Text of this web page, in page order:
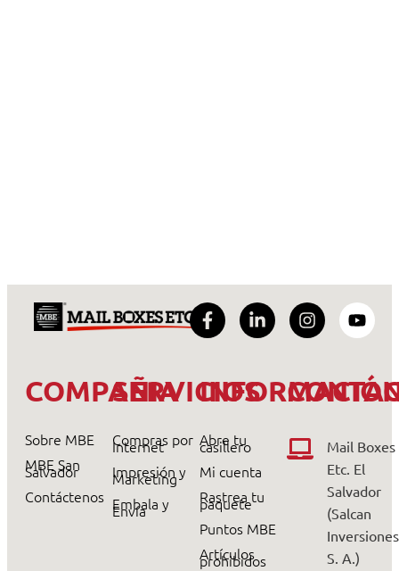
COMPAÑIA
Sobre MBE
MBE San
Salvador
Contáctenos
SERVICIOS
Compras por
Internet
Impresión y
Marketing
Embala y
Envía
Abre tu
casillero
Mi cuenta
Rastrea tu
paquete
Puntos MBE
Artículos
prohibidos
Mail Boxes
Etc. El
Salvador
(Salcan
S. A.)